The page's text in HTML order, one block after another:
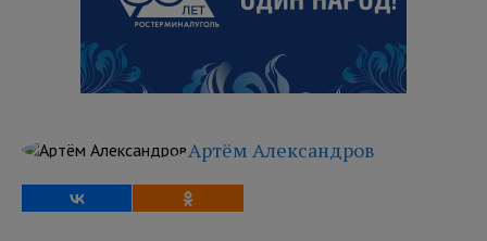
Артём Александров